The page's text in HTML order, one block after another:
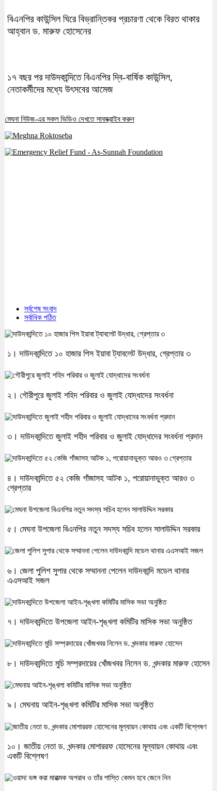
বিএনপির কাউন্সিল ঘিরে বিভ্রান্তিকর প্রচারণা থেকে বিরত থাকার
আহ্বান ড. মারুফ হোসেনের
১৭ বছর পর দাউদকান্দিতে বিএনপির দ্বি-বার্ষিক কাউন্সিল,
নেতাকর্মীদের মধ্যে উৎসবের আমেজ
মেঘনা নিউজ-এর সকল ভিডিও দেখতে সাবস্ক্রাইব করুন
সর্বশেষ সংবাদ
সর্বাধিক পঠিত
১। দাউদকান্দিতে ১০ হাজার পিস ইয়াবা ট্যাবলেট উদ্ধার, গ্রেপ্তার ৩
২। গৌরীপুরে জুলাই শহিদ পরিবার ও জুলাই যোদ্ধাদের সংবর্ধনা
৩। দাউদকান্দিতে জুলাই শহীদ পরিবার ও জুলাই যোদ্ধাদের সংবর্ধনা প্রদান
৪। দাউদকান্দিতে ৫২ কেজি গাঁজাসহ আটক ১, পরোয়ানাভুক্ত আরও ৩
গ্রেপ্তার
৫। মেঘনা উপজেলা বিএনপির নতুন সদস্য সচিব হলেন সালাউদ্দিন সরকার
৬। জেলা পুলিশ সুপার থেকে সম্মাননা পেলেন দাউদকান্দি মডেল থানার
এএসআই সজল
৭। দাউদকান্দিতে উপজেলা আইন-শৃঙ্খলা কমিটির মাসিক সভা অনুষ্ঠিত
৮। দাউদকান্দিতে মুচি সম্প্রদায়ের খোঁজখবর নিলেন ড. খন্দকার মারুফ হোসেন
৯। মেঘনায় আইন-শৃঙ্খলা কমিটির মাসিক সভা অনুষ্ঠিত
১০। জাতীয় নেতা ড. খন্দকার মোশাররফ হোসেনের মূল্যায়ন কোথায় এবং
একটি বিশ্লেষণ